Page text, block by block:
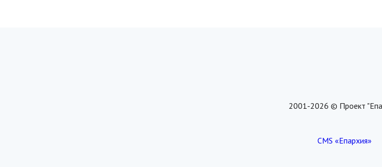
2001-2026 © Проект
CMS «Епархия»